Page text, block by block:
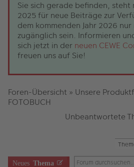
Sie sich gerade befinden, steht
2025 für neue Beiträge zur
dem kommenden Jahr 2026
zugänglich sein. Informieren
sich jetzt in der neuen CEWE
freuen uns auf Sie!
Foren-Übersicht » Unsere
FOTOBUCH
Unbeantwortete
Neues Thema